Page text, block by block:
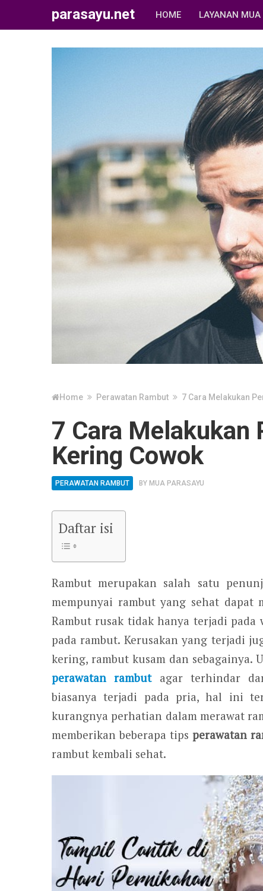
parasayu.net HOME LAYANAN MUA
Home Perawatan Rambut 7 Cara Melakukan
7 Cara Melakukan
Kering Cowok
PERAWATAN RAMBUT BY MUA PARASAYU
Daftar isi
Rambut merupakan salah satu
mempunyai rambut yang sehat dapat
Rambut rusak tidak hanya terjadi pada
pada rambut. Kerusakan yang terjadi
kering, rambut kusam dan
perawatan rambutagar terhindar
biasanya terjadi pada pria, hal ini
kurangnya perhatian dalam merawat
memberikan beberapa tips perawatan
rambut kembali sehat.